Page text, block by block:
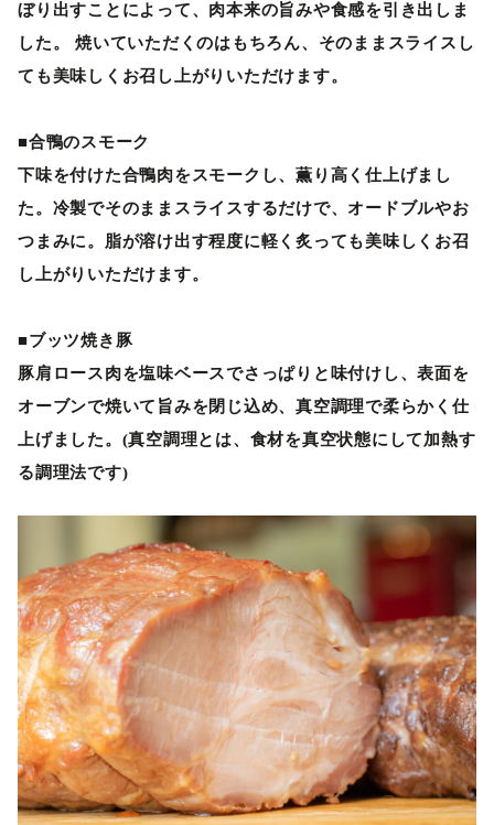
ぼり出すことによって、肉本来の旨みや食感を引き出しま
した。 焼いていただくのはもちろん、そのままスライスし
ても美味しくお召し上がりいただけます。
■合鴨のスモーク
下味を付けた合鴨肉をスモークし、薫り高く仕上げまし
た。冷製でそのままスライスするだけで、オードブルやお
つまみに。脂が溶け出す程度に軽く炙っても美味しくお召
し上がりいただけます。
■ブッツ焼き豚
豚肩ロース肉を塩味ベースでさっぱりと味付けし、表面を
オーブンで焼いて旨みを閉じ込め、真空調理で柔らかく仕
上げました。(真空調理とは、食材を真空状態にして加熱す
る調理法です)